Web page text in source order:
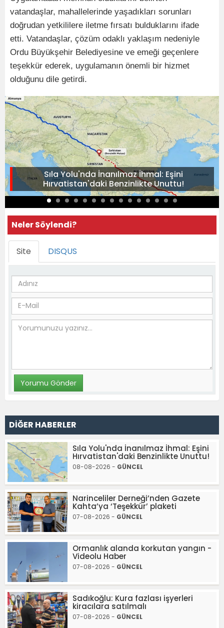
vatandaşlar, mahallelerinde yaşadıkları sorunları
doğrudan yetkililere iletme fırsatı bulduklarını ifade
etti. Vatandaşlar, çözüm odaklı yaklaşım nedeniyle
Ordu Büyükşehir Belediyesine ve emeği geçenlere
teşekkür ederek, uygulamanın önemli bir hizmet
olduğunu dile getirdi.
Sıla Yolu'nda İnanılmaz İhmal: Eşini
Hırvatistan'daki Benzinlikte Unuttu!
Neler Söylendi?
Site DISQUS
DİĞER HABERLER
Sıla Yolu'nda İnanılmaz İhmal: Eşini
Hırvatistan'daki Benzinlikte Unuttu!
08-08-2026 - GÜNCEL
Narinceliler Derneği’nden Gazete
Kahta’ya ‘Teşekkür’ plaketi
07-08-2026 - GÜNCEL
Ormanlık alanda korkutan yangın -
Videolu Haber
07-08-2026 - GÜNCEL
Sadıkoğlu: Kura fazlası işyerleri
kiracılara satılmalı
07-08-2026 - GÜNCEL